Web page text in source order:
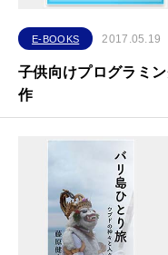
E-BOOKS 2017.05.19
子供向けプログラミ
作